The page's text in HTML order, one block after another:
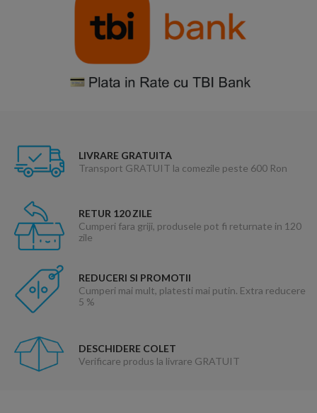
LIVRARE GRATUITA
Transport GRATUIT la comezile peste 600 Ron
RETUR 120 ZILE
Cumperi fara griji, produsele pot fi returnate in 120
zile
REDUCERI SI PROMOTII
Cumperi mai mult, platesti mai putin. Extra reducere
5 %
DESCHIDERE COLET
Verificare produs la livrare GRATUIT